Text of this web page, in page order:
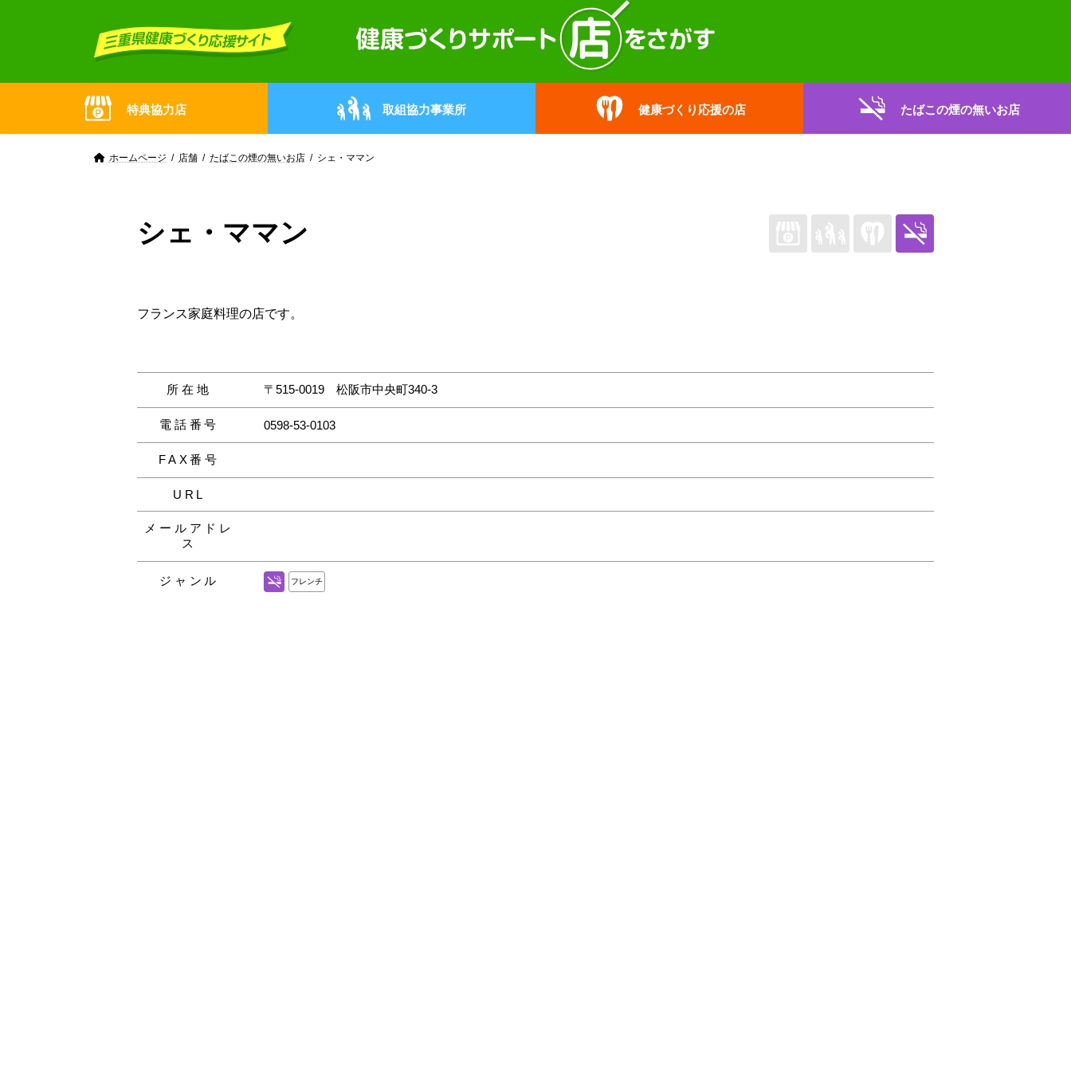
特典協力店 取組協力事業所 健康づくり応援の店 たばこの煙の無いお店
ホームページ 店舗 たばこの煙の無いお店 シェ・ママン
シェ・ママン
フランス家庭料理の店です。
所在地 〒515-0019 松阪市中央町340-3
電話番号 0598-53-0103
FAX番号
URL
メールアドレ
ス
ジャンル フレンチ